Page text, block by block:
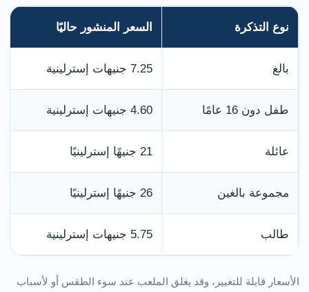
نوع التذكرة السعر المنشور حاليًا
بالغ 7.25 جنيهات إسترلينية
طفل دون 16 عامًا 4.60 جنيهات إسترلينية
عائلة 21 جنيهًا إسترلينيًا
مجموعة بالغين 26 جنيهًا إسترلينيًا
طالب 5.75 جنيهات إسترلينية
الأسعار قابلة للتغيير، وقد يغلق الملعب عند سوء الطقس أو لأسباب